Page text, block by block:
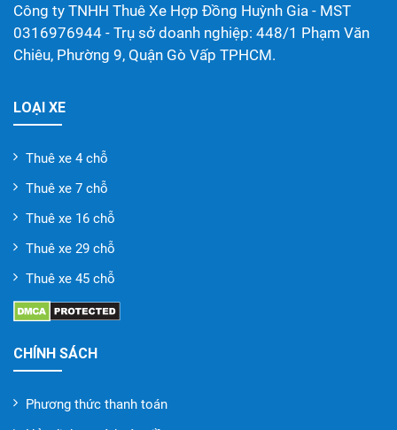
Công ty TNHH Thuê Xe Hợp Đồng Huỳnh Gia - MST
0316976944 - Trụ sở doanh nghiệp: 448/1 Phạm Văn
Chiêu, Phường 9, Quận Gò Vấp TPHCM.
LOẠI XE
Thuê xe 4 chỗ
Thuê xe 7 chỗ
Thuê xe 16 chỗ
Thuê xe 29 chỗ
Thuê xe 45 chỗ
CHÍNH SÁCH
Phương thức thanh toán